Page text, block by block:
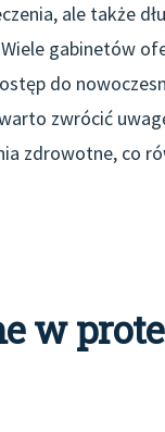
ale także
gabinetów
do
zwrócić
zdrowotne, co
w